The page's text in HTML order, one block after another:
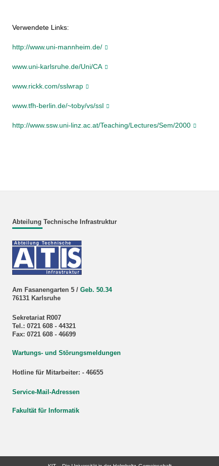
Verwendete Links:
http://www.uni-mannheim.de/
www.uni-karlsruhe.de/Uni/CA
www.rickk.com/sslwrap
www.tfh-berlin.de/~toby/vs/ssl
http://www.ssw.uni-linz.ac.at/Teaching/Lectures/Sem/2000
Abteilung Technische Infrastruktur
Am Fasanengarten 5 / Geb. 50.34
76131 Karlsruhe
Sekretariat R007
Tel.: 0721 608 - 44321
Fax: 0721 608 - 46699
Wartungs- und Störungsmeldungen
Hotline für Mitarbeiter: - 46655
Service-Mail-Adressen
Fakultät für Informatik